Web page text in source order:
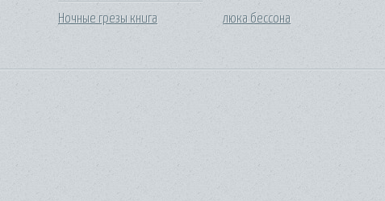
Ночные грезы книга
люка бессона